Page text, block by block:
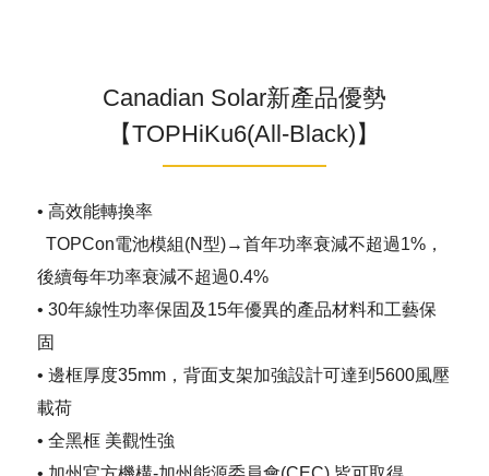
Canadian Solar新產品優勢
【TOPHiKu6(All-Black)】
• 高效能轉換率
TOPCon電池模組(N型)→首年功率衰減不超過1%，
後續每年功率衰減不超過0.4%
• 30年線性功率保固及15年優異的產品材料和工藝保
固
• 邊框厚度35mm，背面支架加強設計可達到5600風壓
載荷
• 全黑框 美觀性強